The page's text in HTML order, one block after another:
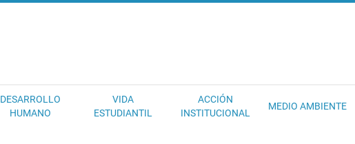
DESARROLLO
HUMANO
VIDA
ESTUDIANTIL
ACCIÓN
INSTITUCIONAL
MEDIO AMBIENTE